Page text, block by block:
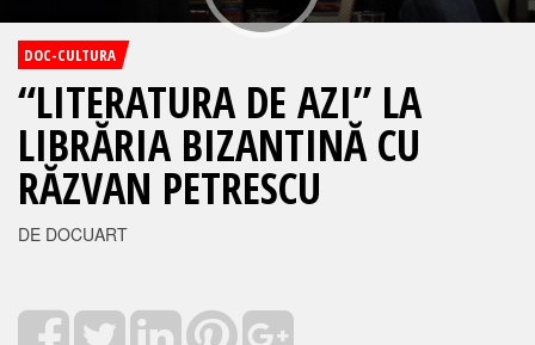
DOC-CULTURA
“LITERATURA DE AZI” LA
LIBRĂRIA BIZANTINĂ CU
RĂZVAN PETRESCU
DE DOCUART